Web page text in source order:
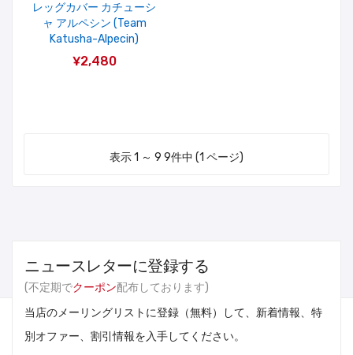
レッグカバー カチューシ
ャ アルペシン (Team
Katusha-Alpecin)
¥2,480
表示 1 ～ 9 9件中 (1 ページ)
ニュースレターに登録する
(不定期でクーポン配布しております)
当店のメーリングリストに登録（無料）して、新着情報、特
別オファー、割引情報を入手してください。